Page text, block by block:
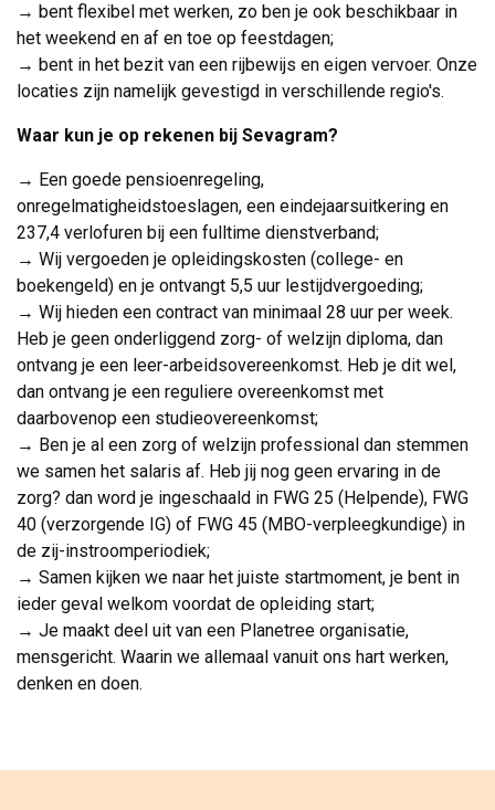
→ bent flexibel met werken, zo ben je ook beschikbaar in
het weekend en af en toe op feestdagen;
→ bent in het bezit van een rijbewijs en eigen vervoer. Onze
locaties zijn namelijk gevestigd in verschillende regio's.
Waar kun je op rekenen bij Sevagram?
→ Een goede pensioenregeling,
onregelmatigheidstoeslagen, een eindejaarsuitkering en
237,4 verlofuren bij een fulltime dienstverband;
→ Wij vergoeden je opleidingskosten (college- en
boekengeld) en je ontvangt 5,5 uur lestijdvergoeding;
→ Wij hieden een contract van minimaal 28 uur per week.
Heb je geen onderliggend zorg- of welzijn diploma, dan
ontvang je een leer-arbeidsovereenkomst. Heb je dit wel,
dan ontvang je een reguliere overeenkomst met
daarbovenop een studieovereenkomst;
→ Ben je al een zorg of welzijn professional dan stemmen
we samen het salaris af. Heb jij nog geen ervaring in de
zorg? dan word je ingeschaald in FWG 25 (Helpende), FWG
40 (verzorgende IG) of FWG 45 (MBO-verpleegkundige) in
de zij-instroomperiodiek;
→ Samen kijken we naar het juiste startmoment, je bent in
ieder geval welkom voordat de opleiding start;
→ Je maakt deel uit van een Planetree organisatie,
mensgericht. Waarin we allemaal vanuit ons hart werken,
denken en doen.